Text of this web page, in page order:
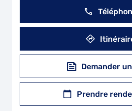
Demander
Prendre